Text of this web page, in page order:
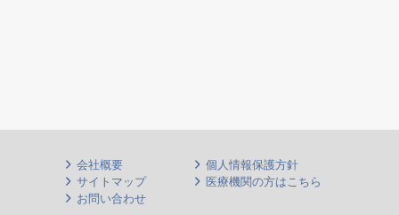
会社概要
個人情報保護方針
サイトマップ
医療機関の方はこちら
お問い合わせ